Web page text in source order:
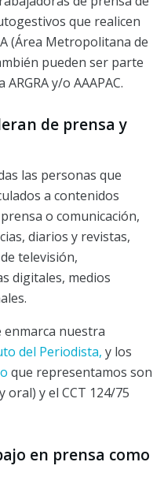
que realicen
(Área Metropolitana de
pueden ser parte
y/o AAAPAC.
de prensa y
las personas que
a contenidos
o comunicación,
diarios y revistas,
televisión,
digitales, medios
enmarca nuestra
del Periodista, y los
que representamos son
oral) y el CCT 124/75
en prensa como